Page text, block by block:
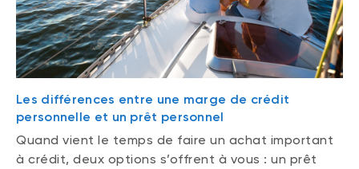
Les différences entre une marge de crédit
personnelle et un prêt personnel
Quand vient le temps de faire un achat important
à crédit, deux options s’offrent à vous : un prêt